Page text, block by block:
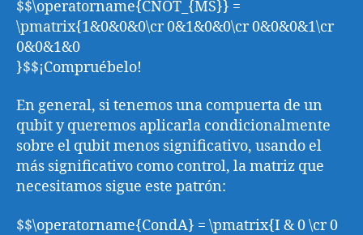
$$\operatorname{CNOT_{MS}} =
\pmatrix{1&0&0&0\cr 0&1&0&0\cr 0&0&0&1\cr
0&0&1&0
}$$¡Compruébelo!
En general, si tenemos una compuerta de un
qubit y queremos aplicarla condicionalmente
sobre el qubit menos significativo, usando el
más significativo como control, la matriz que
necesitamos sigue este patrón:
$$\operatorname{CondA} = \pmatrix{I & 0 \cr 0